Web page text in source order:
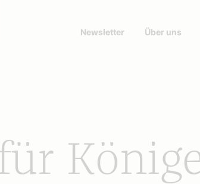
Newsletter Über uns